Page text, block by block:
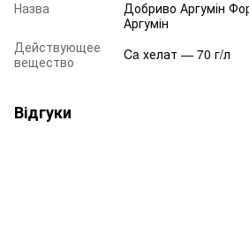
Назва
Добриво Аргумін
Аргумін
Действующее
вещество
Ca хелат — 70 г/л
Відгуки